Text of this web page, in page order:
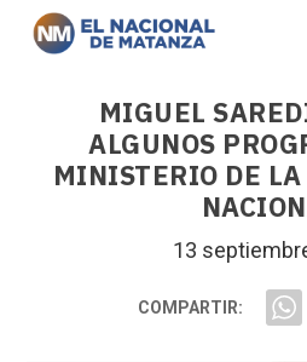
MIGUEL
ALGUNOS
MINISTERIO DE
13
COMPARTIR: